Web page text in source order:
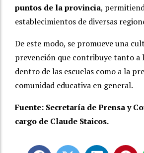
puntos de la provincia,
establecimientos de diversas
De este modo, se promueve una
prevención que contribuye tanto a
dentro de las escuelas como a la
comunidad educativa en general.
Fuente: Secretaría de Prensa y
cargo de Claude Staicos.